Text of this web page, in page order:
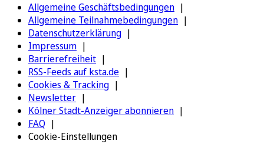
Allgemeine Geschäftsbedingungen
Allgemeine Teilnahmebedingungen
Datenschutzerklärung
Impressum
Barrierefreiheit
RSS-Feeds auf ksta.de
Cookies & Tracking
Newsletter
Kölner Stadt-Anzeiger abonnieren
FAQ
Cookie-Einstellungen